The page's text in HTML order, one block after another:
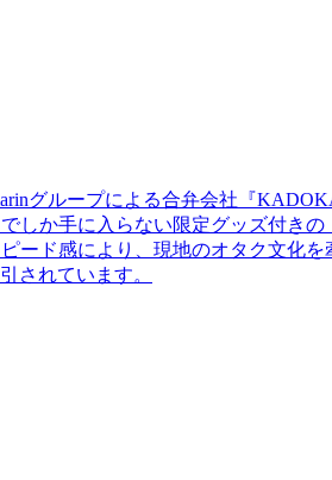
グループによる合弁会社『
か手に入らない限定グッズ付き
ド感により、現地のオタク文化
されています。